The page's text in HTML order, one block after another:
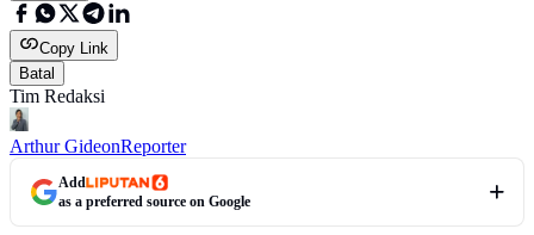
Copy Link
Batal
Tim Redaksi
Arthur GideonReporter
Add
as a preferred source on Google